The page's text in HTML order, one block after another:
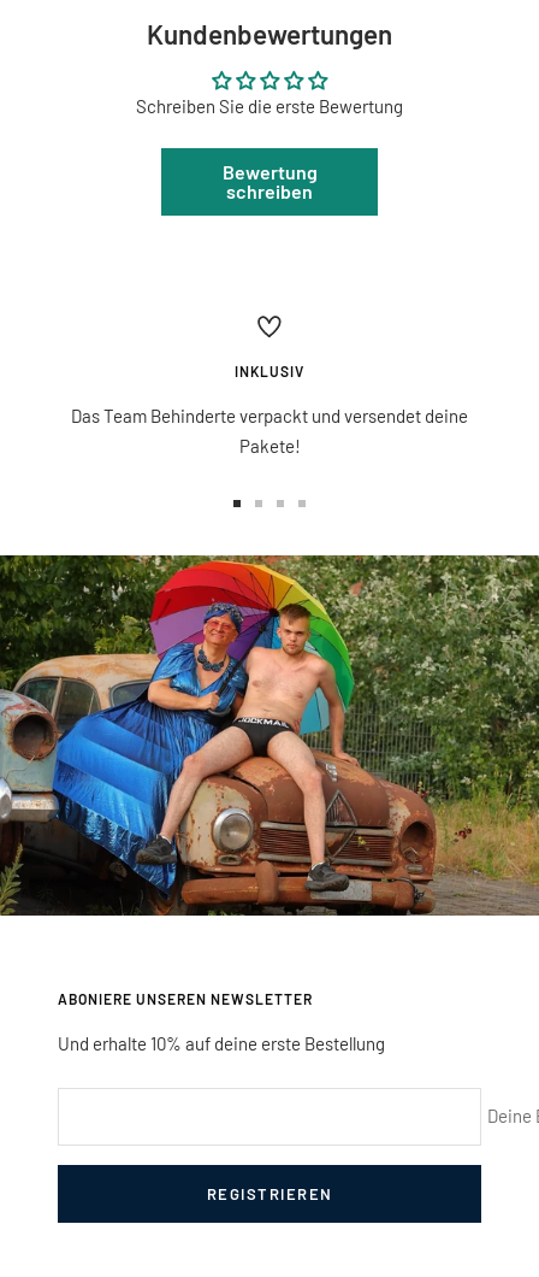
Kundenbewertungen
Schreiben Sie die erste Bewertung
Bewertung
schreiben
INKLUSIV
Das Team Behinderte verpackt und versendet deine
Pakete!
1
gehen
2
gehen
3
gehen
4
gehen
ABONIERE UNSEREN NEWSLETTER
Und erhalte 10% auf deine erste Bestellung
Deine
REGISTRIEREN